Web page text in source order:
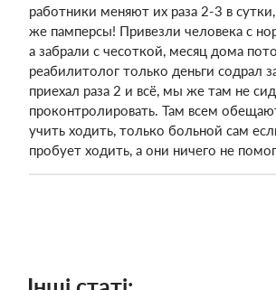
работники меняют их раза 2-3 в
же памперсы! Привезли человека с
а забрали с чесоткой, месяц дома
реабилитолог только деньги содрал
приехал раза 2 и всё, мы же там не
проконтролировать. Там всем
учить ходить, только больной сам
пробует ходить, а они ничего не